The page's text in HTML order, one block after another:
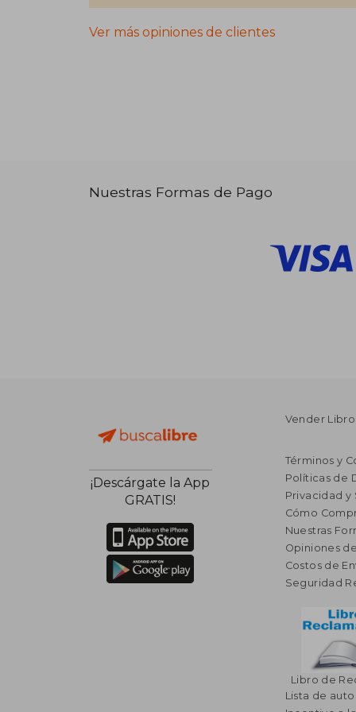
Ver más opiniones de clientes
Nuestras Formas de Pago
¡Descárgate la App
GRATIS!
Vender
Términos y
Políticas de
Privacidad y
Cómo
Nuestras
Opiniones
Costos de
Seguridad
Libro de
Lista de